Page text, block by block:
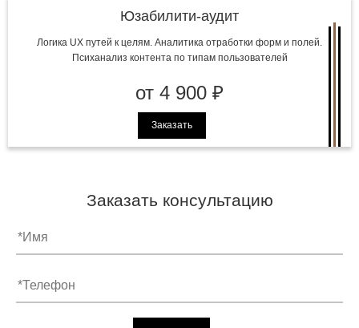
Юзабилити-аудит
Логика UX путей к целям. Аналитика отработки форм и полей.
Психанализ контента по типам пользователей
от 4 900 ₽
Заказать
Заказать консультацию